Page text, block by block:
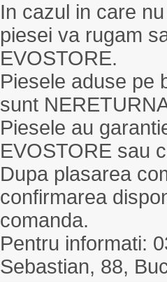
In cazul in care
piesei va rugam
EVOSTORE.
Piesele aduse pe
sunt
Piesele au
EVOSTORE sau
Dupa plasarea
confirmarea
comanda.
Pentru informati:
Sebastian, 88,